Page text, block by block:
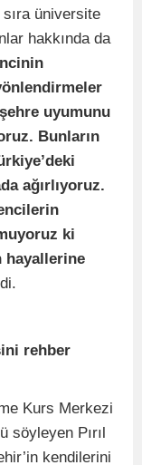
üniversite
hakkında da
uyumunu
Bunların
ağırlıyoruz.
ki
hayallerine
rehber
Kurs Merkezi
söyleyen Pırıl
kendilerini